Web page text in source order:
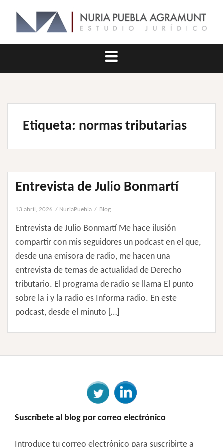
contenido
Etiqueta: normas tributarias
Entrevista de Julio Bonmartí
13 abril, 2026 NuriaPuebla Blog
Entrevista de Julio Bonmartí Me hace ilusión
compartir con mis seguidores un podcast en el que,
desde una emisora de radio, me hacen una
entrevista de temas de actualidad de Derecho
tributario. El programa de radio se llama El punto
sobre la i y la radio es Informa radio. En este
podcast, desde el minuto […]
Suscríbete al blog por correo electrónico
Introduce tu correo electrónico para suscribirte a